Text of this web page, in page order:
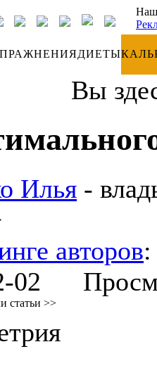
ДИЕТЫ
Вы
Илья -
авторов
02
статьи >>